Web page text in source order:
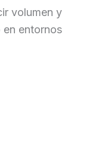
volumen y
entornos